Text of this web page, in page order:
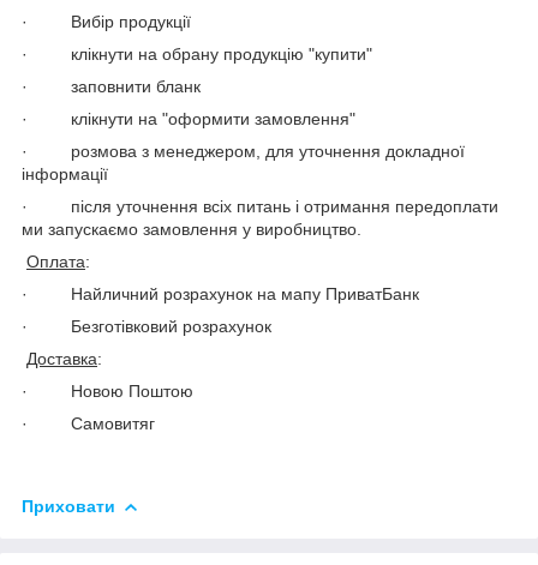
· Вибір продукції
· клікнути на обрану продукцію "купити"
· заповнити бланк
· клікнути на "оформити замовлення"
· розмова з менеджером, для уточнення докладної
інформації
· після уточнення всіх питань і отримання передоплати
ми запускаємо замовлення у виробництво.
Оплата:
· Найличний розрахунок на мапу ПриватБанк
· Безготівковий розрахунок
Доставка:
· Новою Поштою
· Самовитяг
Приховати